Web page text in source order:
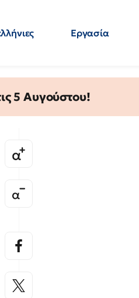
Εργασία
5 Αυγούστου!